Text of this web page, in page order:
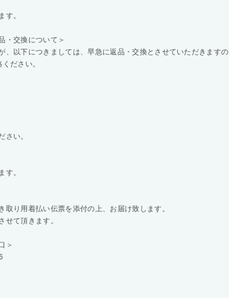
す。
・交換について＞
、以下につきましては、早急に返品・交換とさせていただきますの
ださい。
さい。
す。
取り用着払い伝票を添付の上、お届け致します。
せて頂きます。
＞